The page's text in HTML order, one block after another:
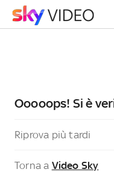
Ooooops! Si è
Riprova più tardi
Torna a Video Sky